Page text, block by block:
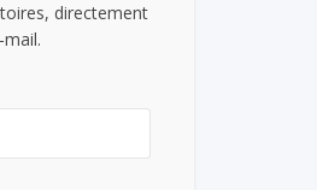
directement